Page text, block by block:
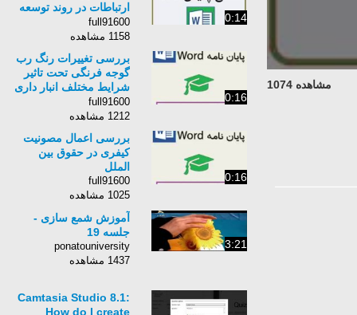
مشاهده 1074
0:14
ارتباطات در روند توسعه
گردشگری در ایران
full91600
1158 مشاهده
0:16
بررسی تغییرات رنگ رب
گوجه فرنگی تحت تاثیر
شرایط مختلف انبار داری
و تیمار حرارتی
full91600
1212 مشاهده
0:16
بررسی اعمال مصونیت
کیفری در حقوق بین
الملل
full91600
1025 مشاهده
3:21
آموزش شمع سازی -
جلسه 19
ponatouniversity
1437 مشاهده
Camtasia Studio 8.1:
How do I create